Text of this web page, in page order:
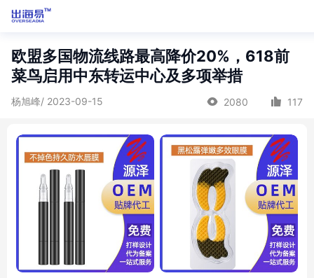
欧盟多国物流线路最高降价20%，618前
菜鸟启用中东转运中心及多项举措
杨旭峰/ 2023-09-15 2080 117